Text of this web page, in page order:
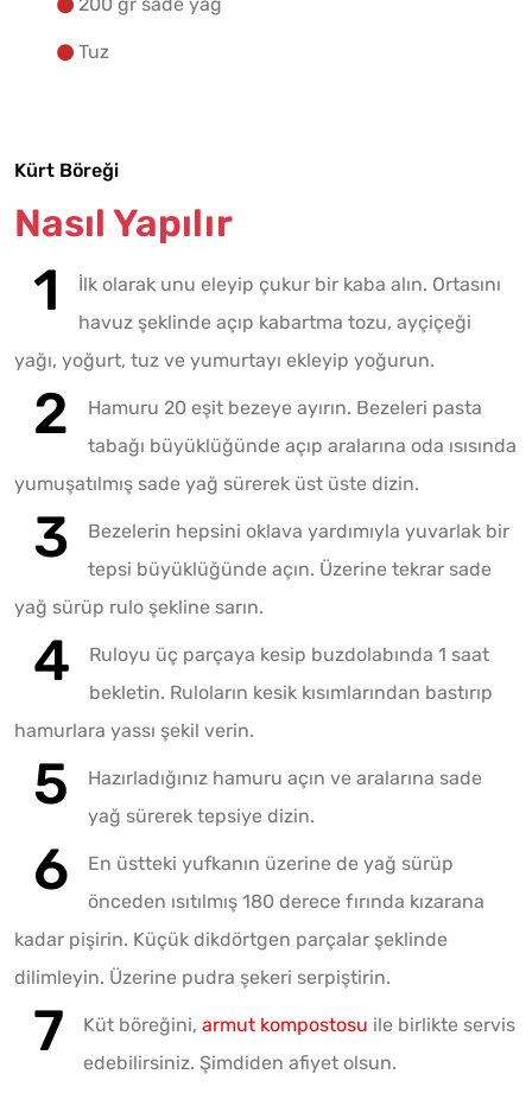
Tuz
Kürt Böreği
Nasıl Yapılır
İlk olarak unu eleyip çukur bir kaba alın. Ortasını
havuz şeklinde açıp kabartma tozu, ayçiçeği
yağı, yoğurt, tuz ve yumurtayı ekleyip yoğurun.
Hamuru 20 eşit bezeye ayırın. Bezeleri pasta
tabağı büyüklüğünde açıp aralarına oda ısısında
yumuşatılmış sade yağ sürerek üst üste dizin.
Bezelerin hepsini oklava yardımıyla yuvarlak bir
tepsi büyüklüğünde açın. Üzerine tekrar sade
yağ sürüp rulo şekline sarın.
Ruloyu üç parçaya kesip buzdolabında 1 saat
bekletin. Ruloların kesik kısımlarından bastırıp
hamurlara yassı şekil verin.
Hazırladığınız hamuru açın ve aralarına sade
yağ sürerek tepsiye dizin.
En üstteki yufkanın üzerine de yağ sürüp
önceden ısıtılmış 180 derece fırında kızarana
kadar pişirin. Küçük dikdörtgen parçalar şeklinde
dilimleyin. Üzerine pudra şekeri serpiştirin.
Küt böreğini, armut kompostosu ile birlikte servis
edebilirsiniz. Şimdiden afiyet olsun.